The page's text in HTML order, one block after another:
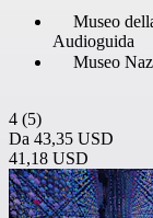
Museo
Audioguida
Museo
4 (5)
Da 43,35 USD
41,18 USD